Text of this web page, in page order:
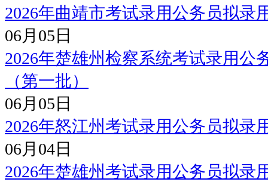
2026年曲靖市考试录用公务员拟录
06月05日
2026年楚雄州检察系统考试录用公
（第一批）
06月05日
2026年怒江州考试录用公务员拟录
06月04日
2026年楚雄州考试录用公务员拟录